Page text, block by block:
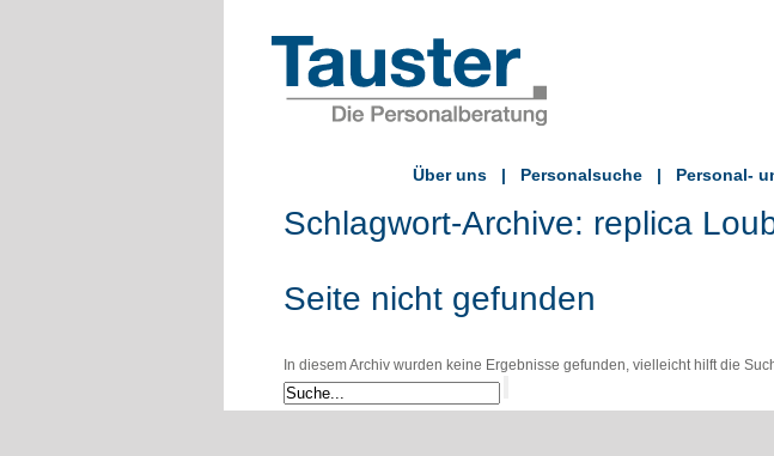
Über uns | Personalsuche | Personal-
Schlagwort-Archive: replica
Seite nicht gefunden
In diesem Archiv wurden keine Ergebnisse gefunden, vielleicht hilft die